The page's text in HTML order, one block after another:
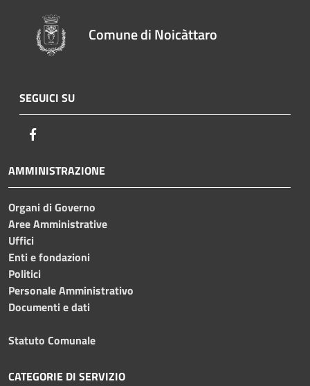
Comune di Noicàttaro
SEGUICI SU
AMMINISTRAZIONE
Organi di Governo
Aree Amministrative
Uffici
Enti e fondazioni
Politici
Personale Amministrativo
Documenti e dati
Statuto Comunale
CATEGORIE DI SERVIZIO